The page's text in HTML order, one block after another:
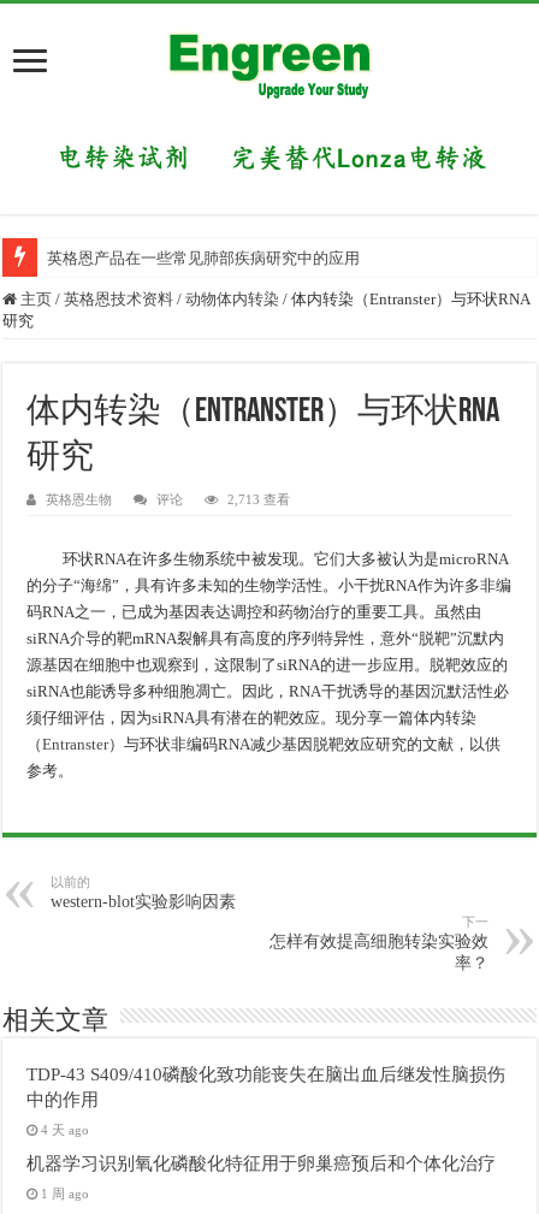
英格恩产品在一些常见肺部疾病研究中的应用
主页 / 英格恩技术资料 / 动物体内转染 / 体内转染（Entranster）与环状RNA
研究
体内转染（Entranster）与环状RNA
研究
英格恩生物 评论 2,713 查看
环状RNA在许多生物系统中被发现。它们大多被认为是microRNA
的分子“海绵”，具有许多未知的生物学活性。小干扰RNA作为许多非编
码RNA之一，已成为基因表达调控和药物治疗的重要工具。虽然由
siRNA介导的靶mRNA裂解具有高度的序列特异性，意外“脱靶”沉默内
源基因在细胞中也观察到，这限制了siRNA的进一步应用。脱靶效应的
siRNA也能诱导多种细胞凋亡。因此，RNA干扰诱导的基因沉默活性必
须仔细评估，因为siRNA具有潜在的靶效应。现分享一篇体内转染
（Entranster）与环状非编码RNA减少基因脱靶效应研究的文献，以供
参考。
以前的
western-blot实验影响因素
下一
怎样有效提高细胞转染实验效
率？
相关文章
TDP-43 S409/410磷酸化致功能丧失在脑出血后继发性脑损伤
中的作用
4 天 ago
机器学习识别氧化磷酸化特征用于卵巢癌预后和个体化治疗
1 周 ago